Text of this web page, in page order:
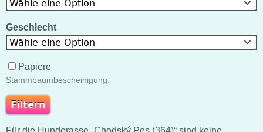
Wähle eine Option
Geschlecht
Wähle eine Option
Papiere
Stammbaumbescheinigung.